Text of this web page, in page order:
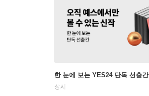
한 눈에 보는 YES24 단독 선출간
상시